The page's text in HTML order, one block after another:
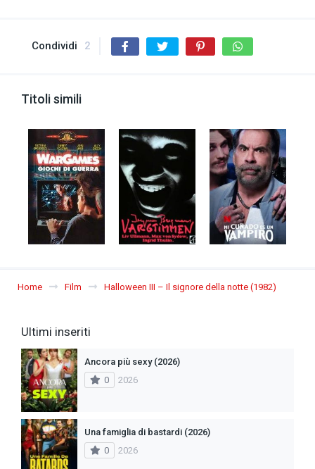
Condividi 2
Titoli simili
Home Film Halloween III – Il signore della notte (1982)
Ultimi inseriti
Ancora più sexy (2026)
0
2026
Una famiglia di bastardi (2026)
0
2026